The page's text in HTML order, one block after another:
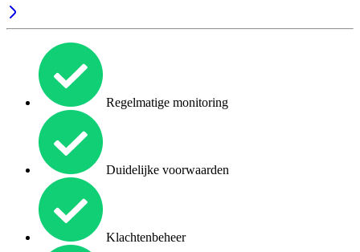
Regelmatige monitoring
Duidelijke voorwaarden
Klachtenbeheer